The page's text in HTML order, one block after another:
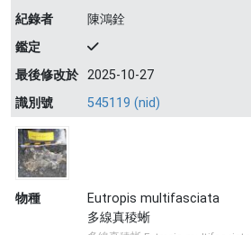
紀錄者
陳鴻銓
鑑定
最後修改於 2025-10-27
識別號
545119 (nid)
物種
Eutropis multifasciata
多線真稜蜥